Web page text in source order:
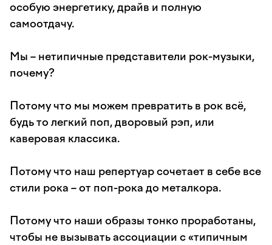
особую энергетику, драйв и полную
самоотдачу.
Мы – нетипичные представители рок-музыки,
почему?
Потому что мы можем превратить в рок всё,
будь то легкий поп, дворовый рэп, или
каверовая классика.
Потому что наш репертуар сочетает в себе все
стили рока – от поп-рока до металкора.
Потому что наши образы тонко проработаны,
чтобы не вызывать ассоциации с «типичным